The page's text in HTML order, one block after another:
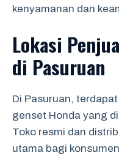
kenyamanan dan
Lokasi
di Pasuruan
Di Pasuruan,
genset Honda yang
Toko resmi dan
utama bagi